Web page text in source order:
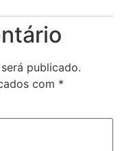
publicado.
com *